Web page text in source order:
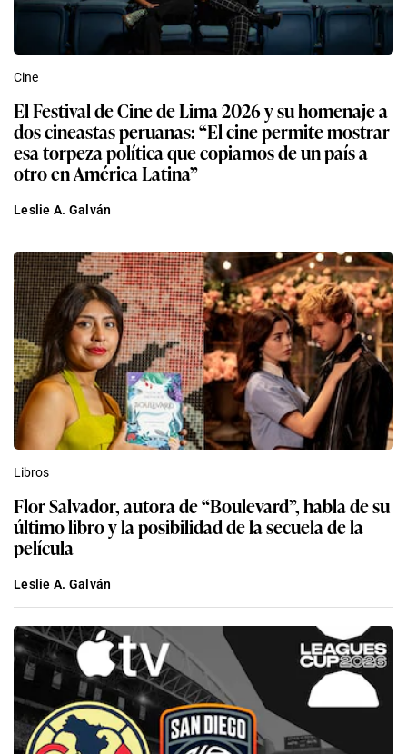
Cine
El Festival de Cine de Lima 2026 y su homenaje a
dos cineastas peruanas: “El cine permite mostrar
esa torpeza política que copiamos de un país a
otro en América Latina”
Leslie A. Galván
Libros
Flor Salvador, autora de “Boulevard”, habla de su
último libro y la posibilidad de la secuela de la
película
Leslie A. Galván